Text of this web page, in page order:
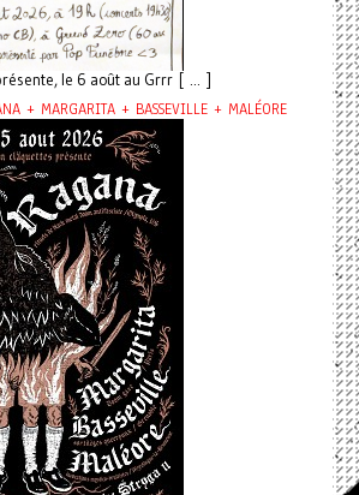
le 6 août au Grrr [ ... ]
+ MARGARITA + BASSEVILLE + MALÉORE